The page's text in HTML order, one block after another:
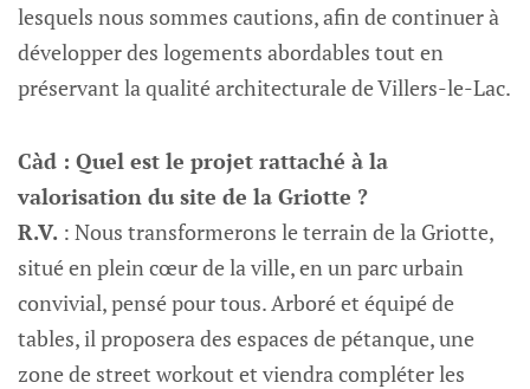
lesquels nous sommes cautions, afin de continuer à
développer des logements abordables tout en
préservant la qualité architecturale de Villers-le-Lac.
Càd : Quel est le projet rattaché à la
valorisation du site de la Griotte ?
R.V. : Nous transformerons le terrain de la Griotte,
situé en plein cœur de la ville, en un parc urbain
convivial, pensé pour tous. Arboré et équipé de
tables, il proposera des espaces de pétanque, une
zone de street workout et viendra compléter les